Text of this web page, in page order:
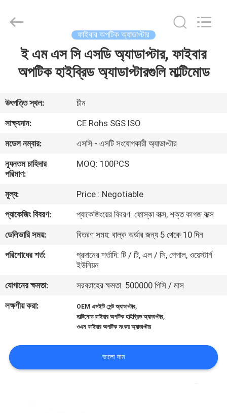
আমাদের
সম্পর্কে
কারখানা
ভ্রমণ
মান
নিয়ন্ত্রণ
করুন
কেস
Co.,Ltd..
ফাইবার অপটিক অ্যাডাপ্টার
ই এম এস সি এসডি অ্যাডাপ্টার, ফাইবার
অপটিক হাইব্রিড অ্যাডাপ্টারগুলি মাল্টিমোড
উৎপত্তি স্থল:
চীন
সাক্ষ্যদান:
CE Rohs SGS ISO
মডেল নম্বার:
এসসি - এসটি সংযোগকারী অ্যাডাপ্টার
ন্যূনতম চাহিদার
পরিমাণ:
MOQ: 100PCS
মূল্য:
Price : Negotiable
প্যাকেজিং বিবরণ:
প্যাকেজিংয়ের বিবরণ: ফোস্কা বাক্স, শক্ত কাগজ বাক্স
ডেলিভারি সময়:
বিতরণ সময়: বাল্ক অর্ডার জন্য 5 থেকে 10 দিন
পরিশোধের শর্ত:
প্রদানের শর্তাদি: টি / টি, এল / সি, পেপাল, ওয়েস্টার্ন
ইউনিয়ন
যোগানের ক্ষমতা:
সরবরাহের ক্ষমতা: 500000 পিসি / মাস
লক্ষণীয় করা:
OEM এসইটি সেন্ট অ্যাডাপ্টার,
মাল্টিমোড ফাইবার অপটিক হাইব্রিড অ্যাডাপ্টার,
ওএম ফাইবার অপটিক সংকর অ্যাডাপ্টার
ভালো দাম